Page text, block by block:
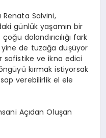
Renata Salvini,
günlük yaşamın bir
dolandırıcılığı fark
de tuzağa düşüyor
sofistike ve ikna edici
ngüyü kırmak istiyorsak
verebilirlik el ele
Açıdan Oluşan